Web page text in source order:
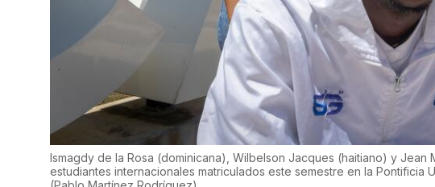
Ismagdy de la Rosa (dominicana), Wilbelson Jacques (haitiano) y
estudiantes internacionales matriculados este semestre en la Pontificia